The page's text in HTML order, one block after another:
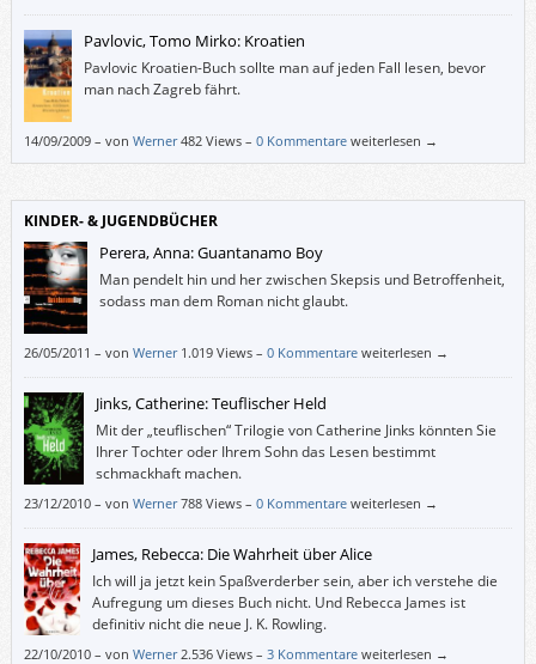
nur noch ein erbärmlicher Rest übrig bleibt.
Pavlovic, Tomo Mirko: Kroatien
Pavlovic Kroatien-Buch sollte man auf jeden Fall lesen, bevor
man nach Zagreb fährt.
14/09/2009– von Werner 482 Views – 0 Kommentare weiterlesen →
KINDER- & JUGENDBÜCHER
Perera, Anna: Guantanamo Boy
Man pendelt hin und her zwischen Skepsis und Betroffenheit,
sodass man dem Roman nicht glaubt.
26/05/2011 – von Werner 1.019 Views – 0 Kommentare weiterlesen →
Jinks, Catherine: Teuflischer Held
Mit der „teuflischen“ Trilogie von Catherine Jinks könnten Sie
Ihrer Tochter oder Ihrem Sohn das Lesen bestimmt
schmackhaft machen.
23/12/2010– von Werner 788 Views – 0 Kommentare weiterlesen →
James, Rebecca: Die Wahrheit über Alice
Ich will ja jetzt kein Spaßverderber sein, aber ich verstehe die
Aufregung um dieses Buch nicht. Und Rebecca James ist
definitiv nicht die neue J. K. Rowling.
22/10/2010– von Werner 2.536 Views – 3 Kommentare weiterlesen →